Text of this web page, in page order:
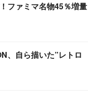
ファミマ名物45％増量
、自ら描いた”レトロ